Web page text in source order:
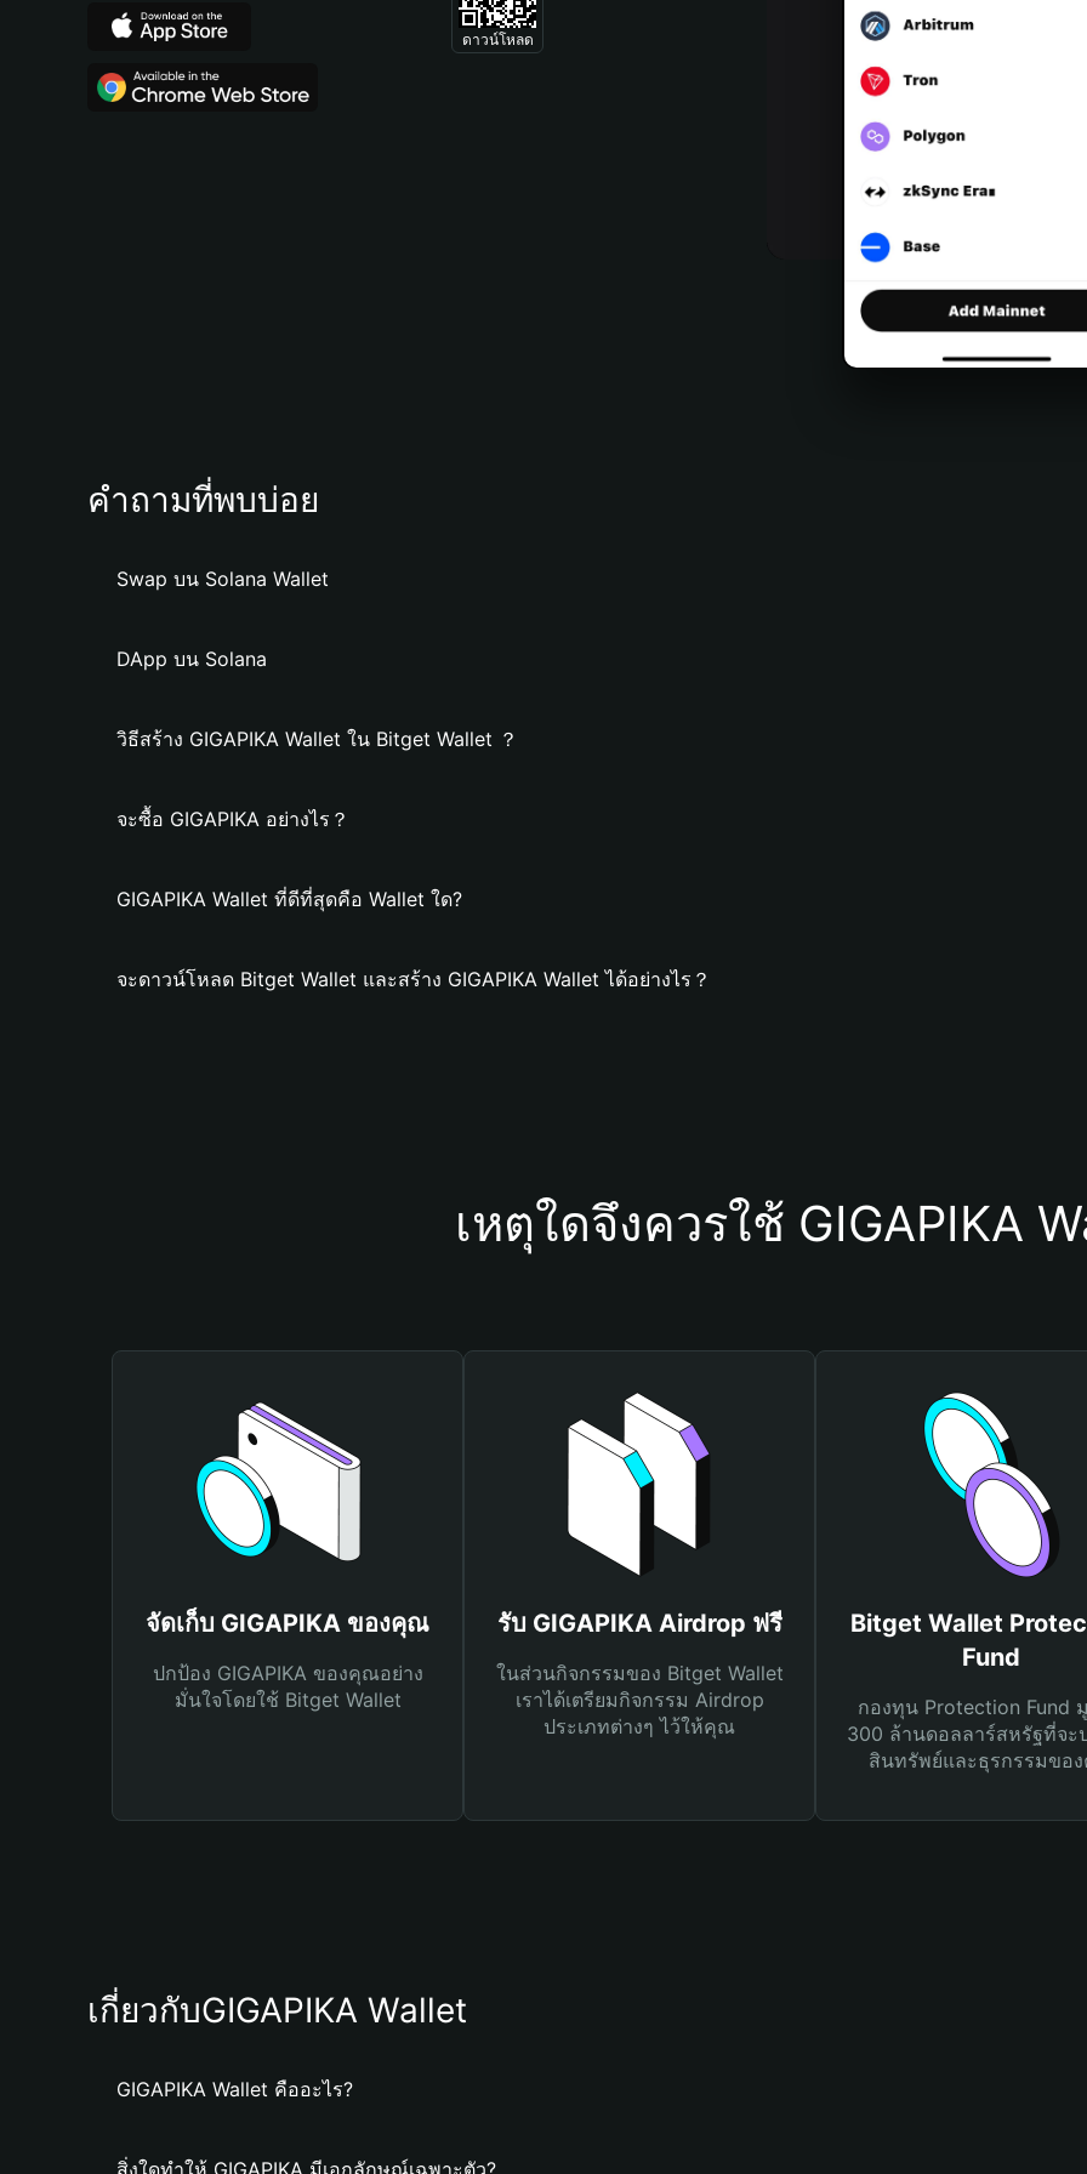
ดาวน์โหลด
คำถามที่พบบ่อย
Swap บน Solana Wallet
DApp บน Solana
วิธีสร้าง GIGAPIKA Wallet ใน Bitget Wallet ？
จะซื้อ GIGAPIKA อย่างไร？
GIGAPIKA Wallet ที่ดีที่สุดคือ Wallet ใด?
จะดาวน์โหลด Bitget Wallet และสร้าง GIGAPIKA Wallet ได้อย่างไร？
เหตุใดจึงควรใช้ GIGAPIKA
จัดเก็บ GIGAPIKA ของคุณ
ปกป้อง GIGAPIKA ของคุณอย่าง
มั่นใจโดยใช้ Bitget Wallet
รับ GIGAPIKA Airdrop ฟรี
ในส่วนกิจกรรมของ Bitget Wallet
เราได้เตรียมกิจกรรม Airdrop
ประเภทต่างๆ ไว้ให้คุณ
Bitget Wallet
Fund
กองทุน Protection Fund
300 ล้านดอลลาร์สหรัฐที่จะ
สินทรัพย์และธุรกรรมขอ
เกี่ยวกับGIGAPIKA Wallet
GIGAPIKA Wallet คืออะไร?
สิ่งใดทำให้ GIGAPIKA มีเอกลักษณ์เฉพาะตัว?